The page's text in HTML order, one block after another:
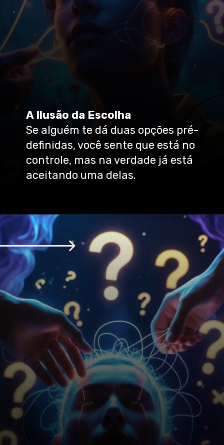
A Ilusão da Escolha
Se alguém te dá duas opções pré-
definidas, você sente que está no
controle, mas na verdade já está
aceitando uma delas.